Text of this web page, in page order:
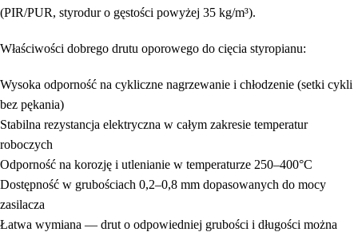
(PIR/PUR, styrodur o gęstości powyżej 35 kg/m³).
Właściwości dobrego drutu oporowego do cięcia styropianu:
Wysoka odporność na cykliczne nagrzewanie i chłodzenie (setki cykli
bez pękania)
Stabilna rezystancja elektryczna w całym zakresie temperatur
roboczych
Odporność na korozję i utlenianie w temperaturze 250–400°C
Dostępność w grubościach 0,2–0,8 mm dopasowanych do mocy
zasilacza
Łatwa wymiana — drut o odpowiedniej grubości i długości można